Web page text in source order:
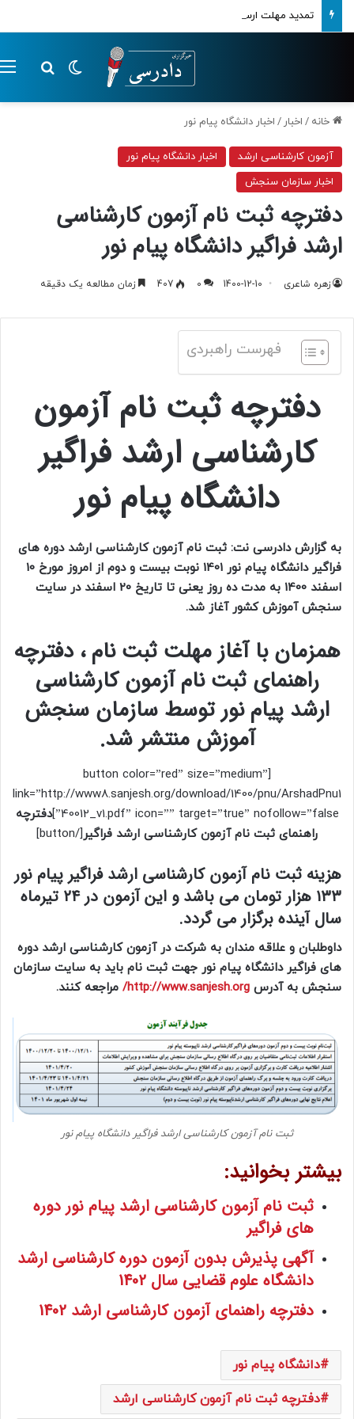
تمدید مهلت ارسال اظهارنامه‌های مالیاتی تا پایان تابستان 1405
تغییر پوسته
خانه / اخبار / اخبار دانشگاه پیام نور
آزمون کارشناسی ارشد
اخبار دانشگاه پیام نور
اخبار سازمان سنجش
دفترچه ثبت نام آزمون کارشناسی
ارشد فراگیر دانشگاه پیام نور
زهره شاعری 1400-12-10
0
407 زمان مطالعه یک دقیقه
فهرست راهبردی
دفترچه ثبت نام آزمون
کارشناسی ارشد فراگیر
دانشگاه پیام نور
به گزارش دادرسی نت: ثبت نام آزمون کارشناسی ارشد دوره های
فراگیر دانشگاه پیام نور 1401 نوبت بیست و دوم از امروز مورخ 10
اسفند 1400 به مدت ده روز یعنی تا تاریخ 20 اسفند در سایت
سنجش آموزش کشور آغاز شد.
همزمان با آغاز مهلت ثبت نام ، دفترچه
راهنمای ثبت نام آزمون کارشناسی
ارشد پیام نور توسط سازمان سنجش
آموزش منتشر شد.
[button color=”red” size=”medium”
link=”http://www8.sanjesh.org/download/1400/pnu/ArshadPnu1
40012_v1.pdf” icon=”” target=”true” nofollow=”false”] دفترچه
راهنمای ثبت نام آزمون کارشناسی ارشد فراگیر [/button]
هزینه ثبت نام آزمون کارشناسی ارشد فراگیر پیام نور
۱۳۳ هزار تومان می باشد و این آزمون در ۲۴ تیرماه
سال آینده برگزار می گردد.
داوطلبان و علاقه مندان به شرکت در آزمون کارشناسی ارشد دوره
های فراگیر دانشگاه پیام نور جهت ثبت نام باید به سایت سازمان
سنجش به آدرس http://www.sanjesh.org/ مراجعه کنند.
ثبت نام آزمون کارشناسی ارشد فراگیر دانشگاه پیام نور
بیشتر بخوانید:
ثبت نام آزمون کارشناسی ارشد پیام نور دوره
های فراگیر
آگهی پذیرش بدون آزمون دوره کارشناسی ارشد
دانشگاه علوم قضایی سال 1402
دفترچه راهنمای آزمون کارشناسی ارشد 1402
دانشگاه پیام نور
دفترچه ثبت نام آزمون کارشناسی ارشد